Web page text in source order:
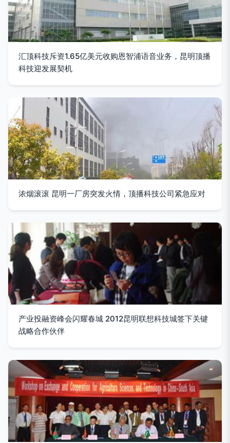
汇顶科技斥资1.65亿美元收购恩智浦语音业务，昆明顶播
科技迎发展契机
浓烟滚滚 昆明一厂房突发火情，顶播科技公司紧急应对
产业投融资峰会闪耀春城 2012昆明联想科技城签下关键
战略合作伙伴